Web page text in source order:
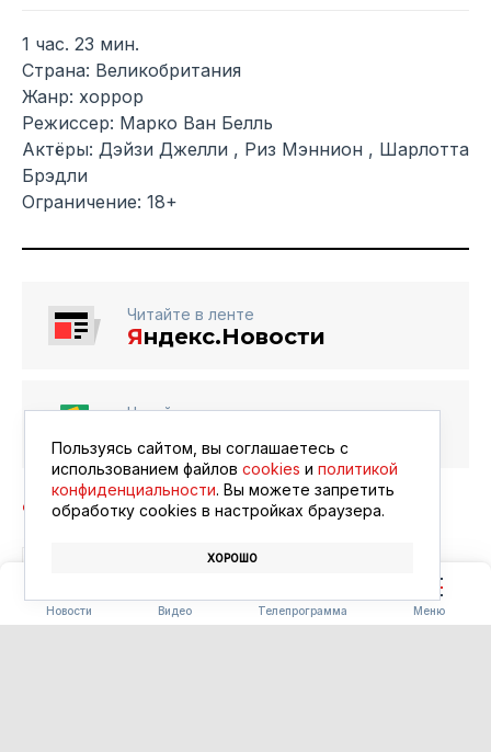
Новости Видео Телепрограмма Меню
1 час. 23 мин.
Страна: Великобритания
Жанр: хоррор
Режиссер: Марко Ван Белль
Актёры: Дэйзи Джелли , Риз Мэннион , Шарлотта
Брэдли
Ограничение: 18+
Читайте в ленте
Яндекс.Новости
Читайте в ленте
АФИША
Пользуясь сайтом, вы соглашаетесь с
использованием файлов cookies и политикой
конфиденциальности. Вы можете запретить
обработку сookies в настройках браузера.
ХОРОШО